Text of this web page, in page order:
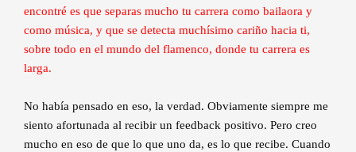
encontré es que separas mucho tu carrera como bailaora y
como música, y que se detecta muchísimo cariño hacia ti,
sobre todo en el mundo del flamenco, donde tu carrera es
larga.
No había pensado en eso, la verdad. Obviamente siempre me
siento afortunada al recibir un feedback positivo. Pero creo
mucho en eso de que lo que uno da, es lo que recibe. Cuando